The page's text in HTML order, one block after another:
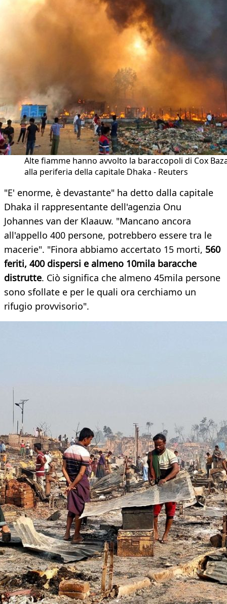
Alte fiamme hanno avvolto la baraccopoli di Cox
alla periferia della capitale Dhaka - Reuters
"E' enorme, è devastante" ha detto dalla capitale
Dhaka il rappresentante dell'agenzia Onu
Johannes van der Klaauw. "Mancano ancora
all'appello 400 persone, potrebbero essere tra le
macerie". "Finora abbiamo accertato 15 morti, 560
feriti, 400 dispersi e almeno 10mila baracche
distrutte. Ciò significa che almeno 45mila persone
sono sfollate e per le quali ora cerchiamo un
rifugio provvisorio".